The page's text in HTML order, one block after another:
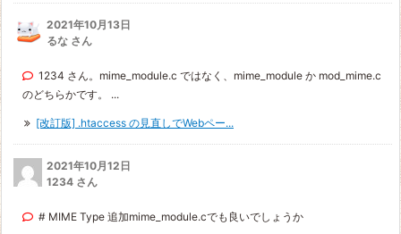
2021年10月13日
るな さん
1234 さん。mime_module.c ではなく、mime_module か mod_mime.c
のどちらかです。 ...
[改訂版] .htaccess の見直しでWebペー...
2021年10月12日
1234 さん
# MIME Type 追加mime_module.cでも良いでしょうか